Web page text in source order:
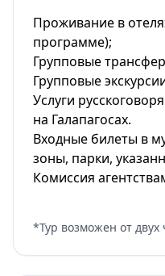
Проживание в
программе);
Групповые
Групповые
Услуги
на Галапагосах.
Входные билеты в
зоны, парки,
Комиссия
*Тур возможен от двух